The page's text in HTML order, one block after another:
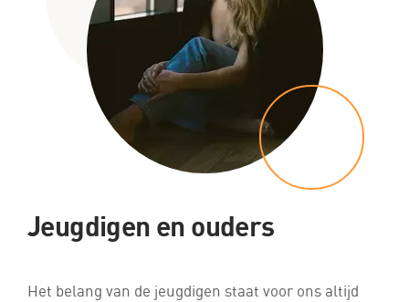
Jeugdigen en ouders
Het belang van de jeugdigen staat voor ons altijd